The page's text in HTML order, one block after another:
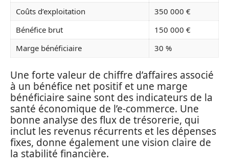
Coûts d’exploitation
350 000 €
Bénéfice brut
150 000 €
Marge bénéficiaire
30 %
Une forte valeur de chiffre d’affaires associé
à un bénéfice net positif et une marge
bénéficiaire saine sont des indicateurs de la
santé économique de l’e-commerce. Une
bonne analyse des flux de trésorerie, qui
inclut les revenus récurrents et les dépenses
fixes, donne également une vision claire de
la stabilité financière.